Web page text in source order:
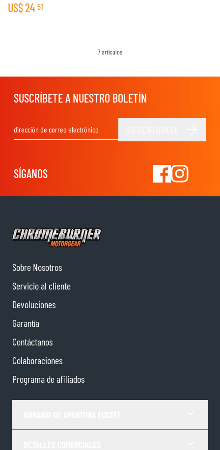
US$24 51
7artículos
SUSCRÍBETE A NUESTRO BOLETÍN
SÍGANOS
Sobre Nosotros
Servicio al cliente
Devoluciones
Garantía
Contáctanos
Colaboraciones
Programa de afiliados